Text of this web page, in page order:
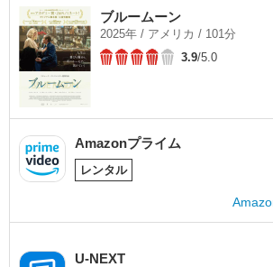
ブルームーン
2025年 / アメリカ / 101分
3.9/5.0
Amazonプライム
レンタル
U-NEXT